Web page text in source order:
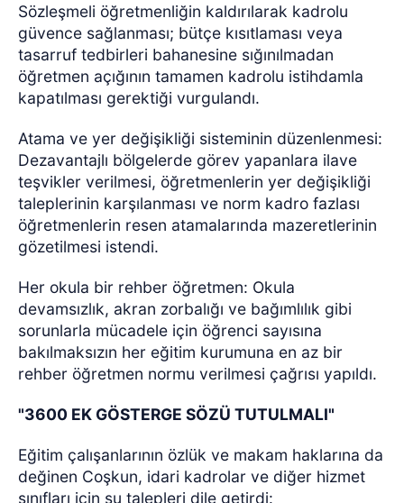
Sözleşmeli öğretmenliğin kaldırılarak kadrolu
güvence sağlanması; bütçe kısıtlaması veya
tasarruf tedbirleri bahanesine sığınılmadan
öğretmen açığının tamamen kadrolu istihdamla
kapatılması gerektiği vurgulandı.
Atama ve yer değişikliği sisteminin düzenlenmesi:
Dezavantajlı bölgelerde görev yapanlara ilave
teşvikler verilmesi, öğretmenlerin yer değişikliği
taleplerinin karşılanması ve norm kadro fazlası
öğretmenlerin resen atamalarında mazeretlerinin
gözetilmesi istendi.
Her okula bir rehber öğretmen: Okula
devamsızlık, akran zorbalığı ve bağımlılık gibi
sorunlarla mücadele için öğrenci sayısına
bakılmaksızın her eğitim kurumuna en az bir
rehber öğretmen normu verilmesi çağrısı yapıldı.
"3600 EK GÖSTERGE SÖZÜ TUTULMALI"
Eğitim çalışanlarının özlük ve makam haklarına da
değinen Coşkun, idari kadrolar ve diğer hizmet
sınıfları için şu talepleri dile getirdi: